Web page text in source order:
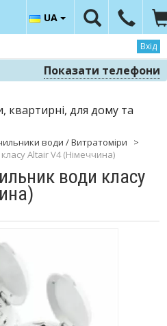
Вхід
Показати телефони
квартирні, для дому та
UA
води / Витратоміри
>
Altair V4 (Німеччина)
води класу